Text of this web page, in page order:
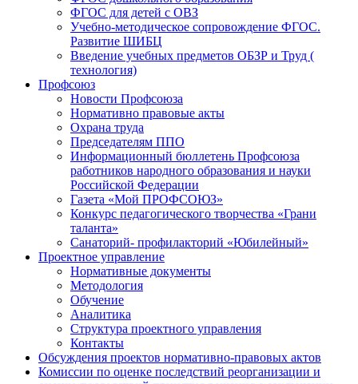
ФГОС для детей с ОВЗ
Учебно-методическое сопровождение ФГОС.
Развитие ШИБЦ
Введение учебных предметов ОБЗР и Труд (
технология)
Профсоюз
Новости Профсоюза
Нормативно правовые акты
Охрана труда
Председателям ППО
Информационный бюллетень Профсоюза
работников народного образования и науки
Российской Федерации
Газета «Мой ПРОФСОЮЗ»
Конкурс педагогического творчества «Грани
таланта»
Санаторий- профилакторий «Юбилейный»
Проектное управление
Нормативные документы
Методология
Обучение
Аналитика
Структура проектного управления
Контакты
Обсуждения проектов нормативно-правовых актов
Комиссии по оценке последствий реорганизации и